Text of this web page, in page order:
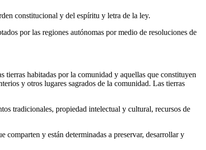
constitucional y del espíritu y letra de la ley.
por las regiones autónomas por medio de resoluciones de
habitadas por la comunidad y aquellas que constituyen
y otros lugares sagrados de la comunidad. Las tierras
tradicionales, propiedad intelectual y cultural, recursos de
y están determinadas a preservar, desarrollar y